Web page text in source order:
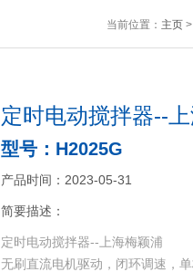
当前位置： 主页>
定时电动搅拌器--
型号：H2025G
产品时间：2023-05-31
简要描述：
定时电动搅拌器--上海梅颖浦
无刷直流电机驱动，闭环调速，